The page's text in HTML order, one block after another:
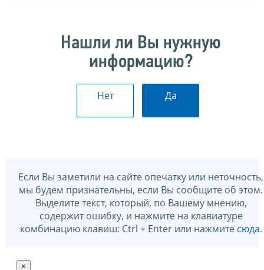
Нашли ли Вы нужную
информацию?
Нет Да
Если Вы заметили на сайте опечатку или неточность,
мы будем признательны, если Вы сообщите об этом.
Выделите текст, который, по Вашему мнению,
содержит ошибку, и нажмите на клавиатуре
комбинацию клавиш: Ctrl + Enter или нажмите сюда.
×